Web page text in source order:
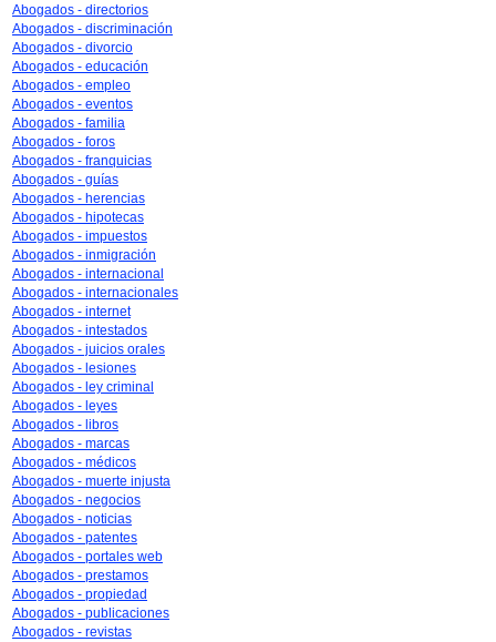
Abogados - directorios
Abogados - discriminación
Abogados - divorcio
Abogados - educación
Abogados - empleo
Abogados - eventos
Abogados - familia
Abogados - foros
Abogados - franquicias
Abogados - guías
Abogados - herencias
Abogados - hipotecas
Abogados - impuestos
Abogados - inmigración
Abogados - internacional
Abogados - internacionales
Abogados - internet
Abogados - intestados
Abogados - juicios orales
Abogados - lesiones
Abogados - ley criminal
Abogados - leyes
Abogados - libros
Abogados - marcas
Abogados - médicos
Abogados - muerte injusta
Abogados - negocios
Abogados - noticias
Abogados - patentes
Abogados - portales web
Abogados - prestamos
Abogados - propiedad
Abogados - publicaciones
Abogados - revistas